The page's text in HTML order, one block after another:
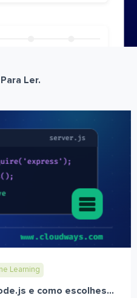
Ler.
Learning
e como escolhes...